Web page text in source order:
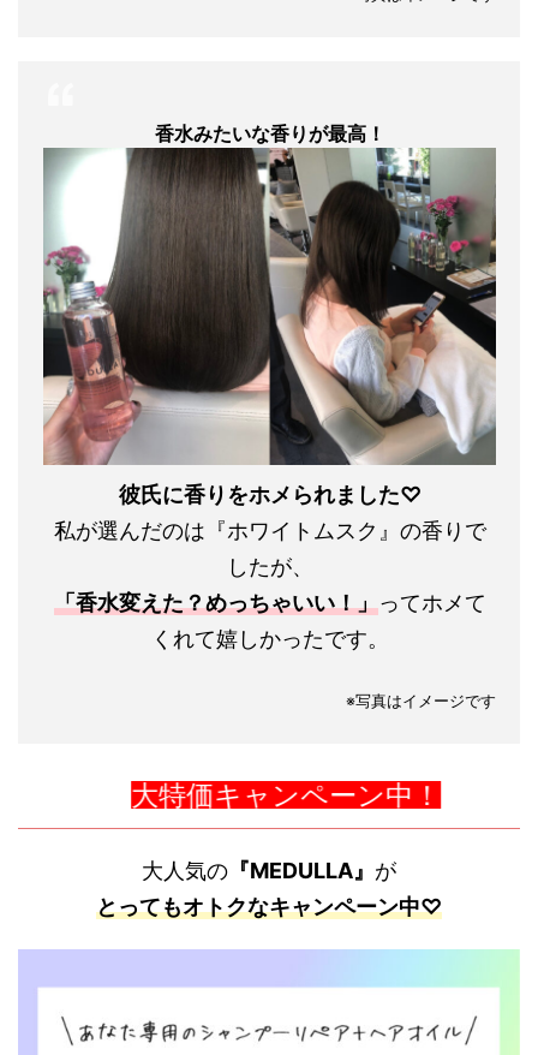
香水みたいな香りが最高！
彼氏に香りをホメられました♡
私が選んだのは『ホワイトムスク』の香りで
したが、
「香水変えた？めっちゃいい！」ってホメて
くれて嬉しかったです。
※写真はイメージです
大特価キャンペーン中！
大人気の 『MEDULLA』 が
とってもオトクなキャンペーン中♡